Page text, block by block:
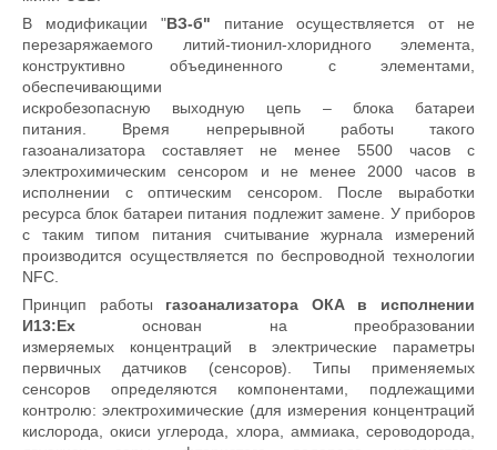
В модификации "ВЗ-б" питание осуществляется от не
перезаряжаемого литий-тионил-хлоридного элемента,
конструктивно объединенного с элементами,
обеспечивающими
искробезопасную выходную цепь – блока батареи
питания. Время непрерывной работы такого
газоанализатора составляет не менее 5500 часов с
электрохимическим сенсором и не менее 2000 часов в
исполнении с оптическим сенсором. После выработки
ресурса блок батареи питания подлежит замене. У приборов
с таким типом питания считывание журнала измерений
производится осуществляется по беспроводной технологии
NFC.
Принцип работы газоанализатора ОКА в исполнении
И13:Exоснован на преобразовании
измеряемых концентраций в электрические параметры
первичных датчиков (сенсоров). Типы применяемых
сенсоров определяются компонентами, подлежащими
контролю: электрохимические (для измерения концентраций
кислорода, окиси углерода, хлора, аммиака, сероводорода,